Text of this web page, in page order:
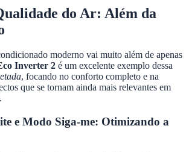
do Ar: Além da
moderno vai muito além de apenas
Inverter 2 é um excelente exemplo dessa
, focando no conforto completo e na
que se tornam ainda mais relevantes em
.
e Modo Siga-me: Otimizando a